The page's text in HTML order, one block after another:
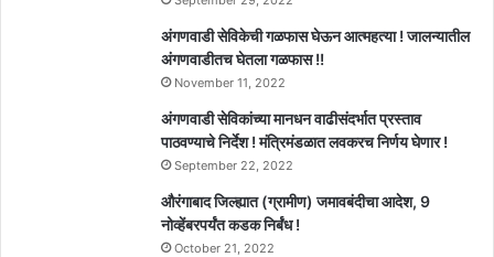
अंगणवाडी सेविकेची गळफास घेऊन आत्महत्या ! जालन्यातील
अंगणवाडीतच घेतला गळफास !!
November 11, 2022
अंगणवाडी सेविकांच्या मानधन वाढीसंदर्भात प्रस्ताव
पाठवण्याचे निर्देश ! मंत्रिमंडळात लवकरच निर्णय घेणार !
September 22, 2022
औरंगाबाद जिल्ह्यात (ग्रामीण) जमावबंदीचा आदेश, 9
नोव्हेंबरपर्यंत कडक निर्बंध !
October 21, 2022